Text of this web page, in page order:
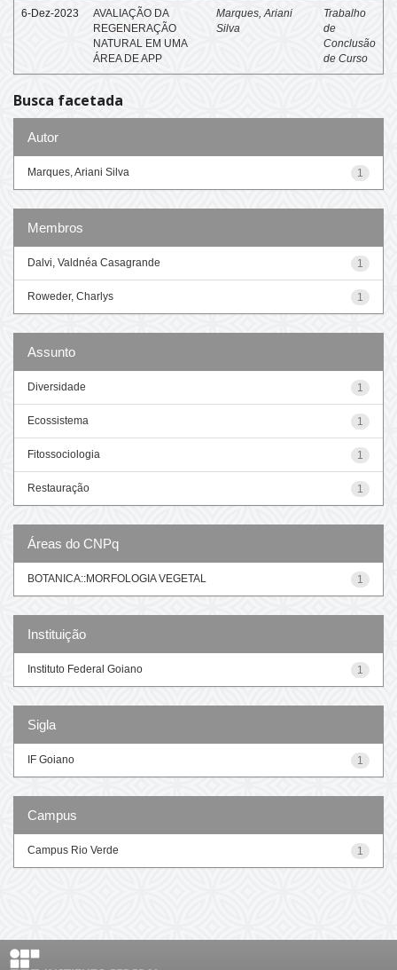
6-Dez-2023
AVALIAÇÃO DA
REGENERAÇÃO
NATURAL EM UMA
ÁREA DE APP
Marques, Ariani
Silva
Trabalho
de
Conclusão
de Curso
Busca facetada
Autor
1
Marques, Ariani Silva
Membros
1
Dalvi, Valdnéa Casagrande
1
Roweder, Charlys
Assunto
1
Diversidade
1
Ecossistema
1
Fitossociologia
1
Restauração
Áreas do CNPq
1
BOTANICA::MORFOLOGIA VEGETAL
Instituição
1
Instituto Federal Goiano
Sigla
1
IF Goiano
Campus
1
Campus Rio Verde